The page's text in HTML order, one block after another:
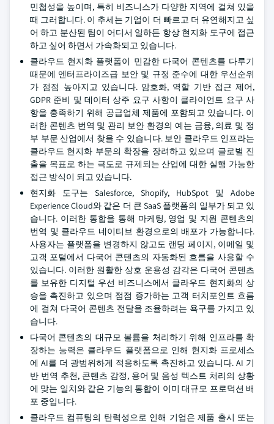
민첩성을 높이며, 특히 비즈니스가 다양한 지역에 걸쳐 있을
때 그러합니다. 이 추세는 기업이 더 빠르고 더 유연해지고 싶
어 하고 분산된 팀이 어디서 일하든 항상 현지화 도구에 접근
하고 싶어 하면서 가속화되고 있습니다.
클라우드 현지화 플랫폼이 민감한 다국어 콘텐츠를 다루기
때문에 엔터프라이즈급 보안 및 규정 준수에 대한 우선순위
가 점점 높아지고 있습니다. 암호화, 역할 기반 접근 제어,
GDPR 준비 및 데이터 상주 요구 사항이 클라이언트 요구 사
항을 충족하기 위해 공급업체 제품에 포함되고 있습니다. 이
러한 콘텐츠 번역 및 관리 보안 환경의 예는 금융, 의료 및 정
부 부문 산업에서 찾을 수 있습니다. 보안 클라우드 인프라는
클라우드 현지화 부문의 확장을 장려하고 있으며 글로벌 진
출을 목표로 하는 극도로 규제되는 산업에 대한 실행 가능한
접근 방식이 되고 있습니다.
현지화 도구는 Salesforce, Shopify, HubSpot 및 Adobe
Experience Cloud와 같은 더 큰 SaaS 플랫폼의 일부가 되고 있
습니다. 이러한 통합을 통해 마케팅, 영업 및 지원 콘텐츠의
번역 및 클라우드 네이티브 환경으로의 배포가 가능합니다.
사용자는 플랫폼을 변경하지 않고도 랜딩 페이지, 이메일 및
고객 포털에서 다국어 콘텐츠의 자동화된 흐름을 사용할 수
있습니다. 이러한 원활한 상호 운용성 감각은 다국어 콘텐츠
를 보유한 디지털 우선 비즈니스에서 클라우드 현지화의 상
승을 촉진하고 있으며 점점 증가하는 고객 터치포인트 흐름
에 걸쳐 다국어 콘텐츠 전달을 조율하려는 욕구를 가지고 있
습니다.
다국어 콘텐츠의 대규모 볼륨을 처리하기 위해 인프라를 확
장하는 능력은 클라우드 플랫폼으로 인해 현지화 프로세스
에 AI를 더 광범위하게 적용하도록 촉진하고 있습니다. AI 기
반 번역 추천, 콘텐츠 감정, 용어 및 음성 텍스트 처리의 상황
에 맞는 일치와 같은 기능의 통합이 이미 대규모 프로덕션 배
포 중입니다.
클라우드 컴퓨팅의 탄력성으로 인해 기업은 제품 출시 또는